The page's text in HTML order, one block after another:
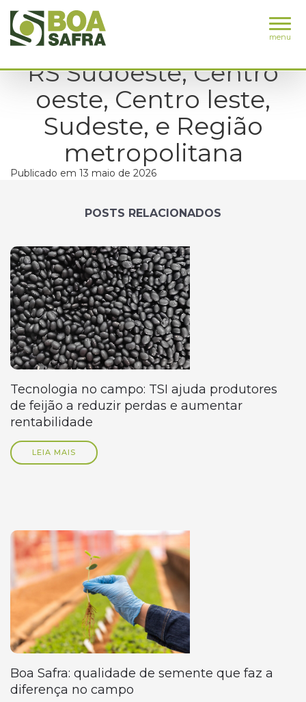
menu
RS Sudoeste, Centro
oeste, Centro leste,
Sudeste, e Região
metropolitana
Publicado em 13 maio de 2026
POSTS RELACIONADOS
Tecnologia no campo: TSI ajuda produtores
de feijão a reduzir perdas e aumentar
rentabilidade
LEIA MAIS
Boa Safra: qualidade de semente que faz a
diferença no campo